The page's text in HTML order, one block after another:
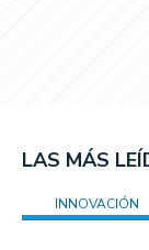
LAS MÁS
INNOVACIÓN